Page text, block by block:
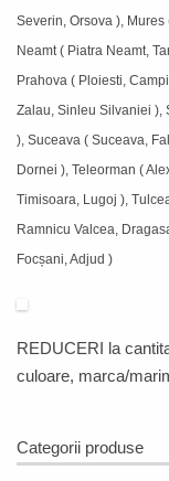
Severin, Orsova ),
Neamt ( Piatra Neamt,
Prahova ( Ploiesti,
Zalau, Sinleu Silvaniei ),
), Suceava ( Suceava,
Dornei ), Teleorman (
Timisoara, Lugoj ),
Ramnicu Valcea,
Focșani, Adjud )
REDUCERI la
culoare, marca/
Categorii produse